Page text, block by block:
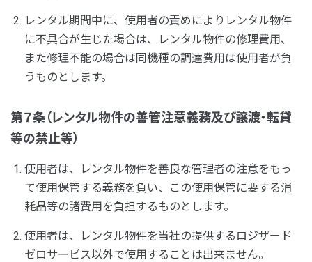
レンタル期間中に、使用者の責めによりレンタル物件
に不具合が生じた場合は、レンタル物件の修理費用、
また修理不能の場合は同機種の調達費用は使用者が負
うものとします。
第７条（レンタル物件の善管注意義務及び譲渡・転貸
等の禁止等）
使用者は、レンタル物件を善良な管理者の注意をもっ
て使用保管する義務を負い、この使用保管に要する消
耗品等の諸費用を負担するものとします。
使用者は、レンタル物件を当社の提供するロジザード
ゼロサービス以外で使用することは出来ません。